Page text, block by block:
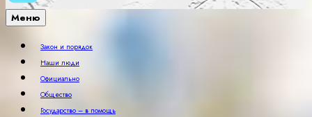
Меню
Закон и порядок
Наши люди
Официально
Общество
Государство – в помощь